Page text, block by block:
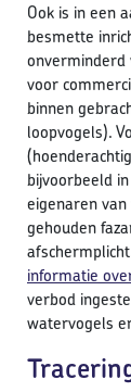
Ook is in een
besmette
onverminderd
voor
binnen
loopvogels).
bijvoorbeeld
eigenaren
gehouden
informatie
verbod
watervogels